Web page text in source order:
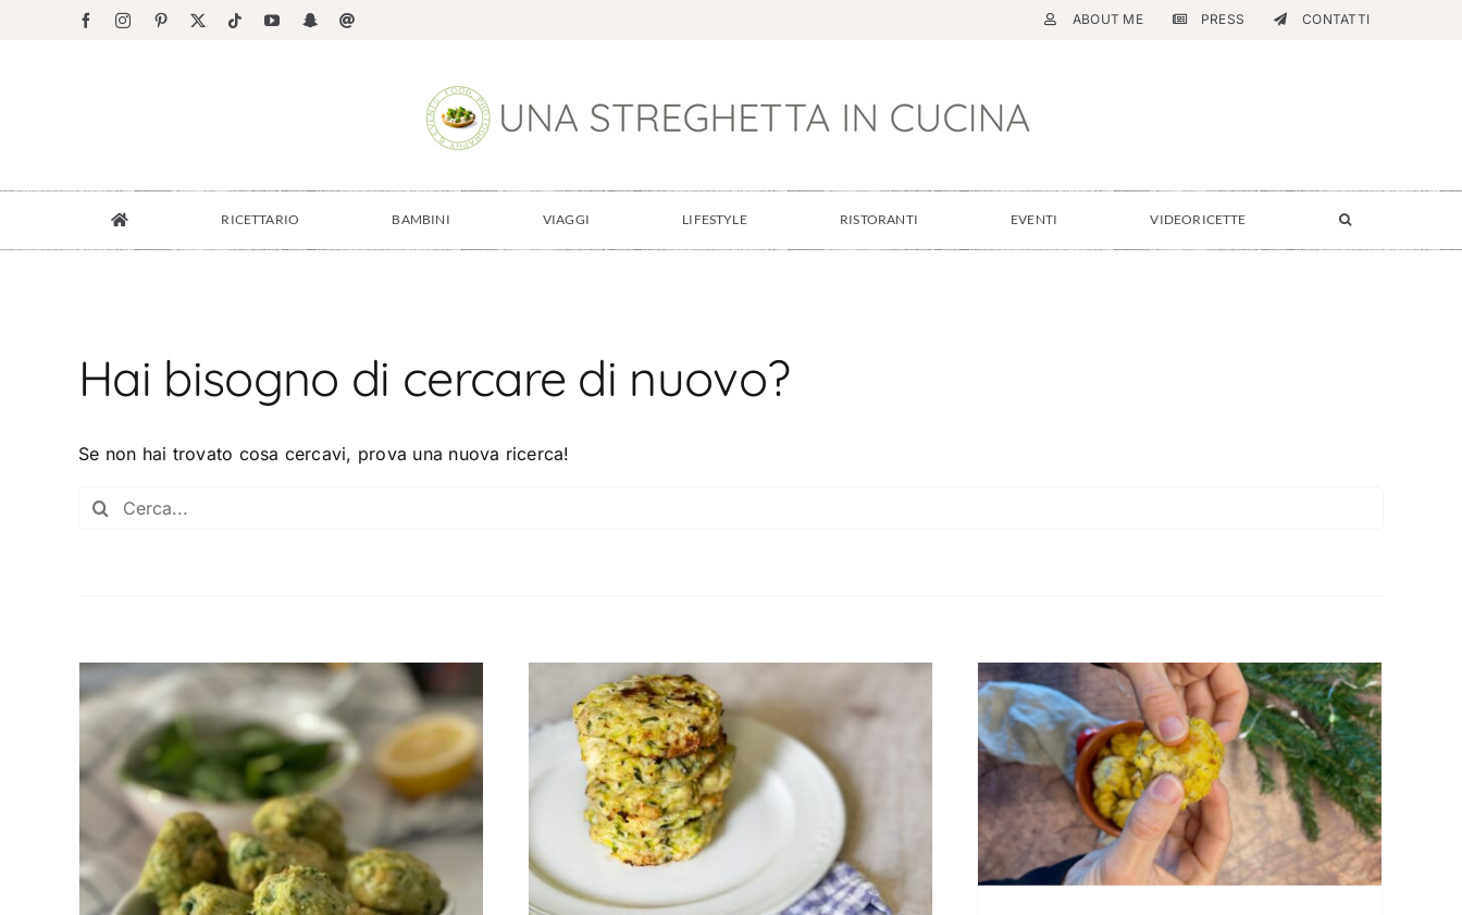
FacebookInstagramPinterest TiktokYouTubeSnapchatEmail ABOUT ME PRESS CONTATTI
RICETTARIO BAMBINI VIAGGI LIFESTYLE RISTORANTI EVENTI VIDEORICETTE
Hai bisogno di cercare di nuovo?
Se non hai trovato cosa cercavi, prova una nuova ricerca!
Burger di pollo e zucchine
Secondi
Polpette con pollo avanzato
super golose
Carne